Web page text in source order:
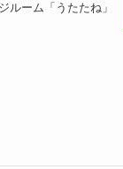
ルーム「うたたね」